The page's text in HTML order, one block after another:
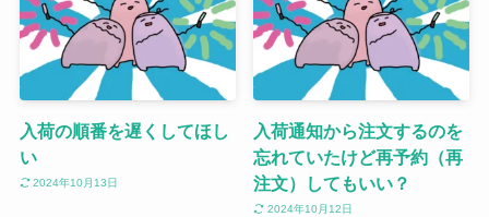
入荷の順番を遅くしてほし
い
2024年10月13日
入荷通知から注文するのを
忘れていたけど再予約（再
注文）してもいい？
2024年10月12日